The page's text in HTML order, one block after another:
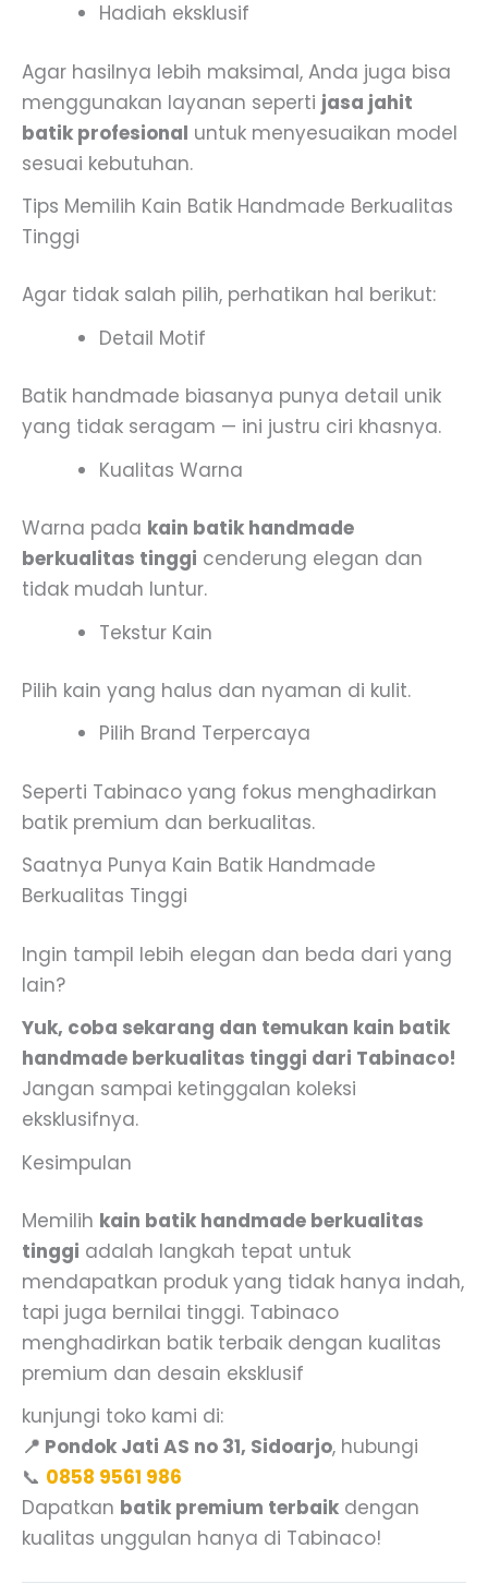
Hadiah eksklusif
Agar hasilnya lebih maksimal, Anda juga bisa
menggunakan layanan seperti jasa jahit
batik profesional untuk menyesuaikan model
sesuai kebutuhan.
Tips Memilih Kain Batik Handmade Berkualitas
Tinggi
Agar tidak salah pilih, perhatikan hal berikut:
Detail Motif
Batik handmade biasanya punya detail unik
yang tidak seragam — ini justru ciri khasnya.
Kualitas Warna
Warna pada kain batik handmade
berkualitas tinggi cenderung elegan dan
tidak mudah luntur.
Tekstur Kain
Pilih kain yang halus dan nyaman di kulit.
Pilih Brand Terpercaya
Seperti Tabinaco yang fokus menghadirkan
batik premium dan berkualitas.
Saatnya Punya Kain Batik Handmade
Berkualitas Tinggi
Ingin tampil lebih elegan dan beda dari yang
lain?
Yuk, coba sekarang dan temukan kain batik
handmade berkualitas tinggi dari Tabinaco!
Jangan sampai ketinggalan koleksi
eksklusifnya.
Kesimpulan
Memilih kain batik handmade berkualitas
tinggi adalah langkah tepat untuk
mendapatkan produk yang tidak hanya indah,
tapi juga bernilai tinggi. Tabinaco
menghadirkan batik terbaik dengan kualitas
premium dan desain eksklusif
kunjungi toko kami di:
📍 Pondok Jati AS no 31, Sidoarjo, hubungi
📞 0858 9561 986
Dapatkan batik premium terbaik dengan
kualitas unggulan hanya di Tabinaco!